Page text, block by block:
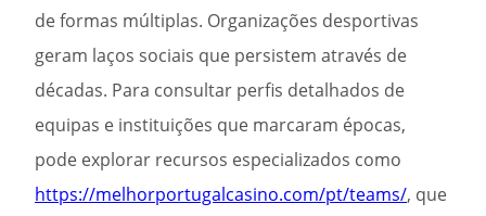
de formas múltiplas. Organizações desportivas
geram laços sociais que persistem através de
décadas. Para consultar perfis detalhados de
equipas e instituições que marcaram épocas,
pode explorar recursos especializados como
https://melhorportugalcasino.com/pt/teams/, que